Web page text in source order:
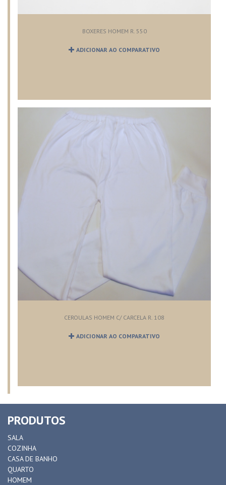
BOXERES HOMEM R. 550
ADICIONAR AO COMPARATIVO
CEROULAS HOMEM C/ CARCELA R. 108
ADICIONAR AO COMPARATIVO
PRODUTOS
SALA
COZINHA
CASA DE BANHO
QUARTO
HOMEM